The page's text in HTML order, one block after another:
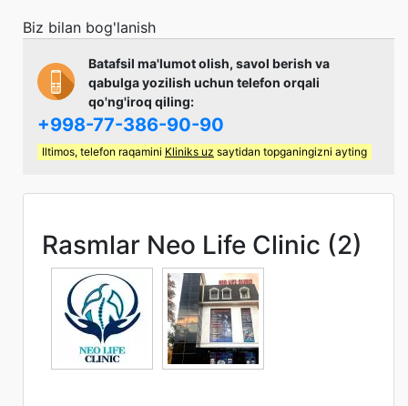
Biz bilan bog'lanish
Batafsil ma'lumot olish, savol berish va
qabulga yozilish uchun telefon orqali
qo'ng'iroq qiling:
+998-77-386-90-90
Iltimos, telefon raqamini Kliniks uz saytidan topganingizni ayting
Rasmlar Neo Life Clinic (2)